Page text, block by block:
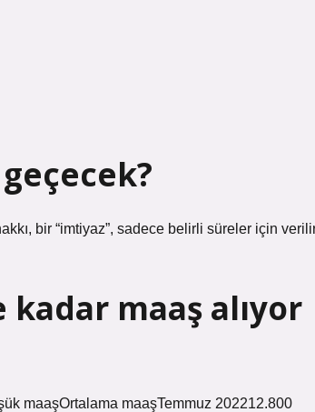
bir “imtiyaz”, sadece belirli süreler için
kadar maaş alıyor
maaşOrtalama maaşTemmuz 202212.800